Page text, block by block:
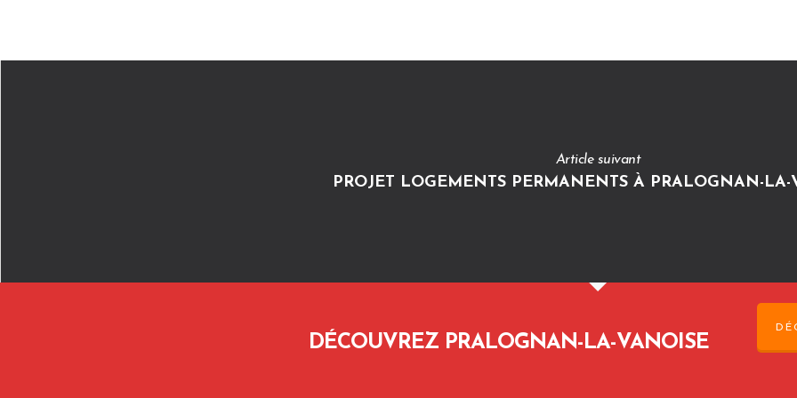
Article suivant
PROJET LOGEMENTS PERMANENTS À PRALOGNAN-LA-
DÉCOUVREZ PRALOGNAN-LA-VANOISE